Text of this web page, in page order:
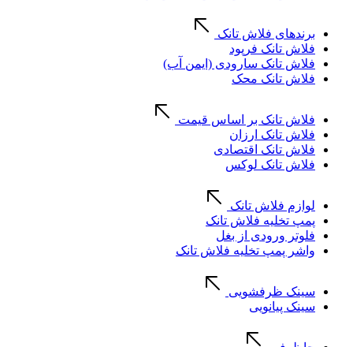
برندهای فلاش تانک
فلاش تانک فرپود
فلاش تانک سارودی (ایمن آب)
فلاش تانک محک
فلاش تانک بر اساس قیمت
فلاش تانک ارزان
فلاش تانک اقتصادی
فلاش تانک لوکس
لوازم فلاش تانک
پمپ تخلیه فلاش تانک
فلوتر ورودی از بغل
واشر پمپ تخلیه فلاش تانک
سینک ظرفشویی
سینک پیانویی